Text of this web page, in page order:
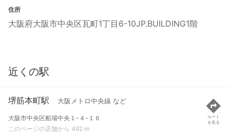
住所
大阪府大阪市中央区瓦町1丁目6-10JP.BUILDING1階
近くの駅
堺筋本町駅 大阪メトロ中央線 など
大阪市中央区船場中央１-４-１６
このページの店舗から 492 m
ルート
を見る